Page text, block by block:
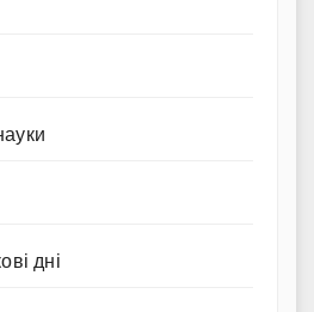
дні